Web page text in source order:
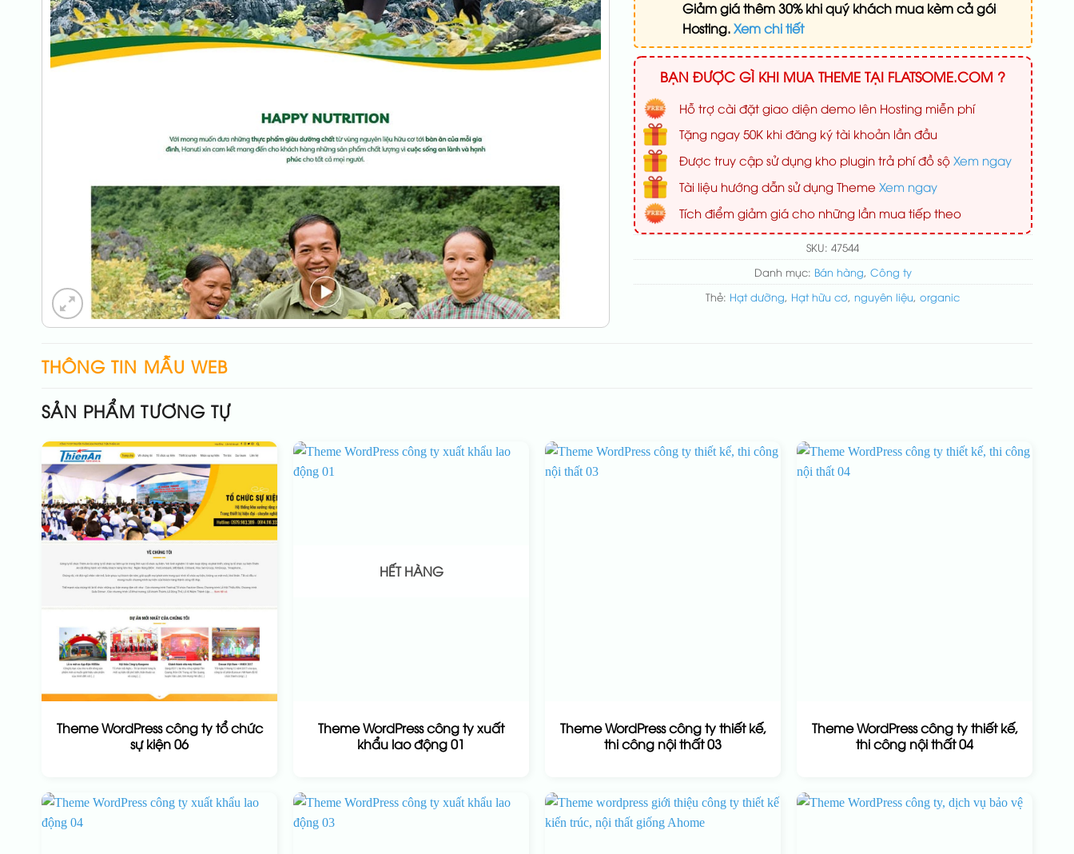
Giảm giá thêm 30% khi quý khách mua kèm cả gói
Hosting.Xem chi tiết
BẠN ĐƯỢC GÌ KHI MUA THEME TẠI FLATSOME.COM ?
Hỗ trợ cài đặt giao diện demo lên Hosting miễn phí
Tặng ngay 50K khi đăng ký tài khoản lần đầu
Được truy cập sử dụng kho plugin trả phí đồ sộ Xem ngay
Tài liệu hướng dẫn sử dụng Theme Xem ngay
Tích điểm giảm giá cho những lần mua tiếp theo
SKU:47544
Danh mục: Bán hàng, Công ty
Thẻ: Hạt dưỡng, Hạt hữu cơ,nguyên liệu,organic
THÔNG TIN MẪU WEB
SẢN PHẨM TƯƠNG TỰ
Theme WordPress công ty tổ chức
sự kiện 06
HẾT HÀNG
Theme WordPress công ty xuất
khẩu lao động 01
Theme WordPress công ty thiết kế,
thi công nội thất 03
Theme WordPress công ty thiết kế,
thi công nội thất 04